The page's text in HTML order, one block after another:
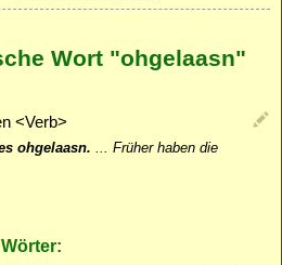
Wort "ohgelaasn"
<Verb>
ohgelaasn. ... Früher haben die